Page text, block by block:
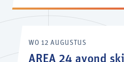
WO 12 AUGUSTUS
AREA 24 avond